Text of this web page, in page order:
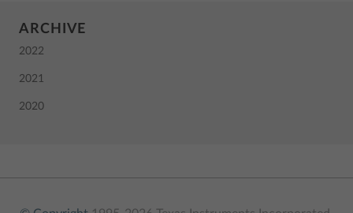
ARCHIVE
2022
2021
2020